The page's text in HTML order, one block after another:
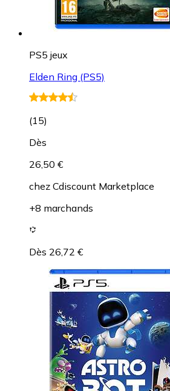
PS5 jeux
Elden Ring (PS5)
(15)
Dès
26,50 €
chez Cdiscount Marketplace
+8 marchands
Dès 26,72 €